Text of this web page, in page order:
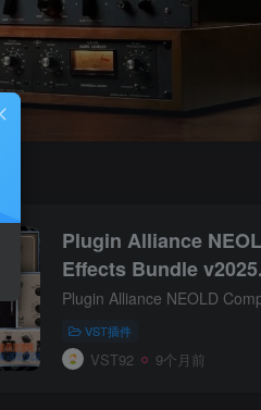
Plugin Alliance
Effects Bundle
VST插件
VST92 9个月前